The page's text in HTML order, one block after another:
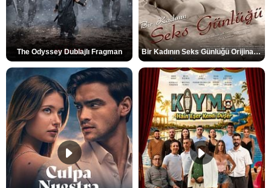
The Odyssey Dublajlı Fragman Bir Kadının Seks Günlüğü Orijinal Fragman